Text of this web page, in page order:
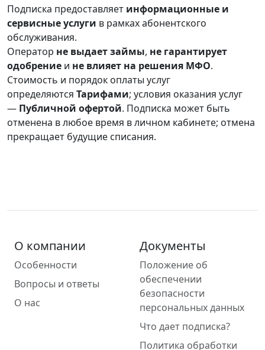
Подписка предоставляет информационные и
сервисные услуги в рамках абонентского
обслуживания.
Оператор не выдает займы, не гарантирует
одобрение и не влияет на решения МФО.
Стоимость и порядок оплаты услуг
определяются Тарифами; условия оказания услуг
— Публичной офертой. Подписка может быть
отменена в любое время в личном кабинете; отмена
прекращает будущие списания.
О компании
Особенности
Вопросы и ответы
О нас
Документы
Положение об
обеспечении
безопасности
персональных данных
Что дает подписка?
Политика обработки